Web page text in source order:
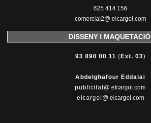
625 414 156
comercial2@ elcargol.com
DISSENY I MAQUETACIÓ
93 890 00 11 ( Ext. 03)
Abdelghafour Eddalai
publicitat@ elcargol.com
elcargol @ elcargol.com